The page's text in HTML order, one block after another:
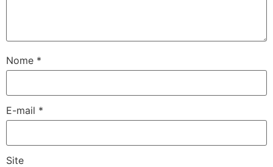
Nome *
E-mail *
Site